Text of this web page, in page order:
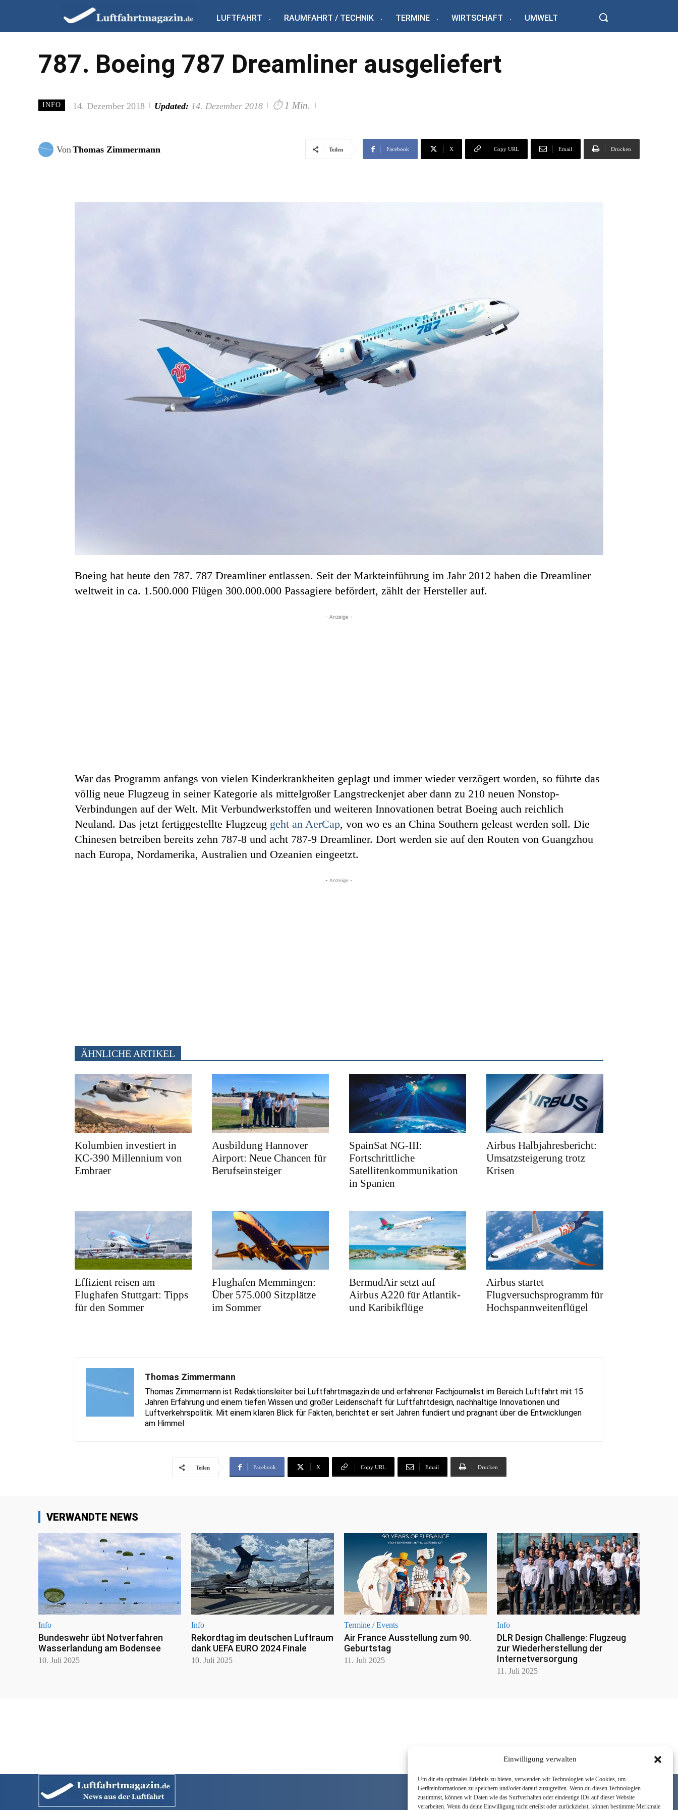
Einwilligung verwalten
Um dir ein optimales Erlebnis zu bieten, verwenden wir Technologien wie Cookies, um
Geräteinformationen zu speichern und/oder darauf zuzugreifen. Wenn du diesen Technologien
zustimmst, können wir Daten wie das Surfverhalten oder eindeutige IDs auf dieser Website
verarbeiten. Wenn du deine Einwilligung nicht erteilst oder zurückziehst, können bestimmte Merkmale
LUFTFAHRT RAUMFAHRT / TECHNIK TERMINE WIRTSCHAFT UMWELT
787. Boeing 787 Dreamliner ausgeliefert
INFO 14. Dezember 2018 Updated: 14. Dezember 2018 ⏱ 1 Min.
VonThomas Zimmermann Teilen Facebook X Copy URL Email Drucken
Boeing hat heute den 787. 787 Dreamliner entlassen. Seit der Markteinführung im Jahr 2012 haben die Dreamliner
weltweit in ca. 1.500.000 Flügen 300.000.000 Passagiere befördert, zählt der Hersteller auf.
- Anzeige -
War das Programm anfangs von vielen Kinderkrankheiten geplagt und immer wieder verzögert worden, so führte das
völlig neue Flugzeug in seiner Kategorie als mittelgroßer Langstreckenjet aber dann zu 210 neuen Nonstop-
Verbindungen auf der Welt. Mit Verbundwerkstoffen und weiteren Innovationen betrat Boeing auch reichlich
Neuland. Das jetzt fertiggestellte Flugzeug geht an AerCap, von wo es an China Southern geleast werden soll. Die
Chinesen betreiben bereits zehn 787-8 und acht 787-9 Dreamliner. Dort werden sie auf den Routen von Guangzhou
nach Europa, Nordamerika, Australien und Ozeanien eingeetzt.
- Anzeige -
ÄHNLICHE ARTIKEL
Kolumbien investiert in
KC-390 Millennium von
Embraer
Ausbildung Hannover
Airport: Neue Chancen für
Berufseinsteiger
SpainSat NG-III:
Fortschrittliche
Satellitenkommunikation
in Spanien
Airbus Halbjahresbericht:
Umsatzsteigerung trotz
Krisen
Effizient reisen am
Flughafen Stuttgart: Tipps
für den Sommer
Flughafen Memmingen:
Über 575.000 Sitzplätze
im Sommer
BermudAir setzt auf
Airbus A220 für Atlantik-
und Karibikflüge
Airbus startet
Flugversuchsprogramm für
Hochspannweitenflügel
Thomas Zimmermann
Thomas Zimmermann ist Redaktionsleiter bei Luftfahrtmagazin.de und erfahrener Fachjournalist im Bereich Luftfahrt mit 15
Jahren Erfahrung und einem tiefen Wissen und großer Leidenschaft für Luftfahrtdesign, nachhaltige Innovationen und
Luftverkehrspolitik. Mit einem klaren Blick für Fakten, berichtet er seit Jahren fundiert und prägnant über die Entwicklungen
am Himmel.
Teilen Facebook X Copy URL Email Drucken
VERWANDTE NEWS
Info
Bundeswehr übt Notverfahren
Wasserlandung am Bodensee
10. Juli 2025
Info
Rekordtag im deutschen Luftraum
dank UEFA EURO 2024 Finale
10. Juli 2025
Termine / Events
Air France Ausstellung zum 90.
Geburtstag
11. Juli 2025
Info
DLR Design Challenge: Flugzeug
zur Wiederherstellung der
Internetversorgung
11. Juli 2025